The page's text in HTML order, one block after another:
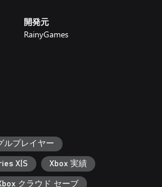
では、創造的な自由と自己表現に
きなものを作る。
マイズ
分の道を進みましょう。一番いい
くなる。
ラフトのレシピ。
開発元
RainyGames
ルプレイヤー
X|S Xbox 実績
クラウド セーブ